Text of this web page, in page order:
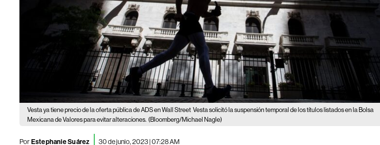
Vesta ya tiene precio de la oferta pública de ADS en Wall Street Vesta solicitó la suspensión temporal de los títulos listados en la Bolsa
Mexicana de Valores para evitar alteraciones. (Bloomberg/Michael Nagle)
PorEstephanie Suárez 30 de junio, 2023 | 07:28 AM